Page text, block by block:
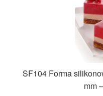
SF104 Forma
mm